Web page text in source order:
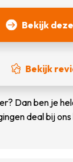
Bekijk
Bekijk
Dan ben je
deal bij